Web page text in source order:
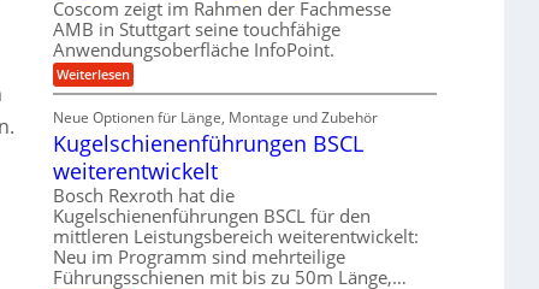
a
u
e
U
m
g
e
b
n
g
e
n
g
a
n
g
t
e
l
l
e
n
e
f
ü
r
p
r
z
i
e
H
u
b
b
e
w
s
i
o
n
f
ü
r
A
u
t
o
m
o
i
v
e
Coscom zeigt im Rahmen der Fachmesse
AMB in Stuttgart seine touchfähige
Anwendungsoberfläche InfoPoint.
Weiterlesen:
D
g
i
t
a
l
e
r
W
e
r
Neue Optionen für Länge, Montage und Zubehör
Kugelschienenführungen BSCL
weiterentwickelt
Bosch Rexroth hat die
Kugelschienenführungen BSCL für den
mittleren Leistungsbereich weiterentwickelt:
Neu im Programm sind mehrteilige
Führungsschienen mit bis zu 50m Länge,…